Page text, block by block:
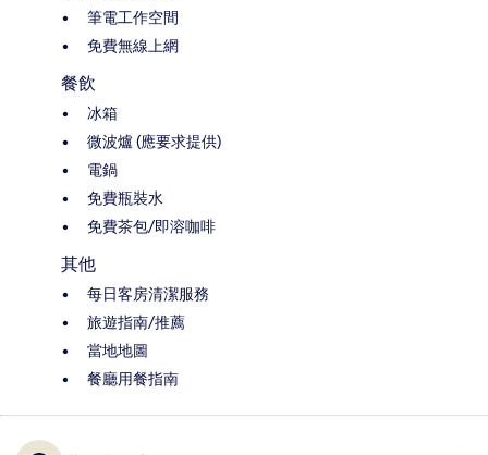
筆電工作空間
免費無線上網
餐飲
冰箱
微波爐 (應要求提供)
電鍋
免費瓶裝水
免費茶包/即溶咖啡
其他
每日客房清潔服務
旅遊指南/推薦
當地地圖
餐廳用餐指南